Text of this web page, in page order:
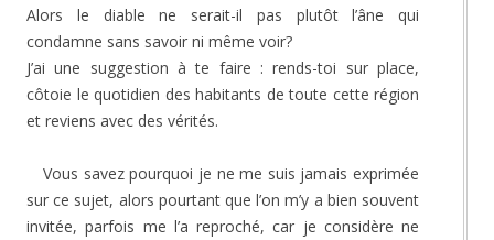
Alors le diable ne serait-il pas plutôt l’âne qui
condamne sans savoir ni même voir?
J’ai une suggestion à te faire : rends-toi sur place,
côtoie le quotidien des habitants de toute cette région
et reviens avec des vérités.
Vous savez pourquoi je ne me suis jamais exprimée
sur ce sujet, alors pourtant que l’on m’y a bien souvent
invitée, parfois me l’a reproché, car je considère ne